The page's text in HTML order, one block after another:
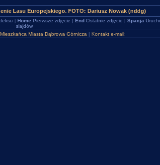
Lasu Europejskiego. FOTO: Dariusz Nowak (nddg)
| Home Pierwsze zdjęcie | EndOstatnie zdjęcie | Spacja
slajdów
Miasta Dąbrowa Górnicza | Kontakt e-mail: